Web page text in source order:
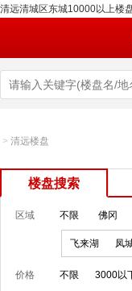
清远清城区东城10000以上楼
> 清远楼盘
楼盘搜索
区域 不限 佛冈
飞来湖 凤
价格 不限 3000以